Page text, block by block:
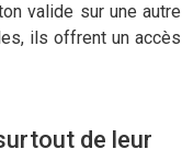
valide sur une autre
ils offrent un accès
de leur